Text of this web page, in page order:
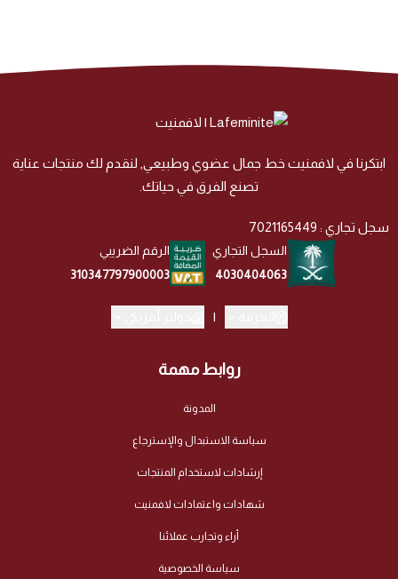
روابط مهمة
المدونة
سياسة الاستبدال والإسترجاع
إرشادات لاستخدام المنتجات
شهادات واعتمادات لافمنيت
أراء وتجارب عملائنا
سياسة الخصوصية
ابتكرنا في لافمنيت خط جمال عضوي وطبيعي, لنقدم لك منتجات عناية
تصنع الفرق في حياتك.
سجل تجاري : 7021165449
السجل التجاري
4030404063
الرقم الضريبي
310347797900003
|